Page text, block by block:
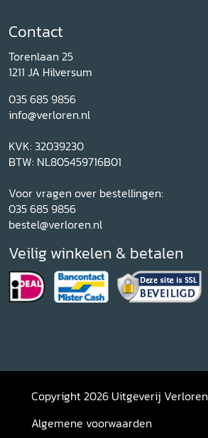
Contact
Torenlaan 25
1211 JA Hilversum
035 685 9856
info@verloren.nl
KVK: 32039230
BTW: NL805459716B01
Voor vragen over bestellingen:
035 685 9856
bestel@verloren.nl
Veilig winkelen & betalen
Copyright 2026 Uitgeverij Verloren
Algemene voorwaarden